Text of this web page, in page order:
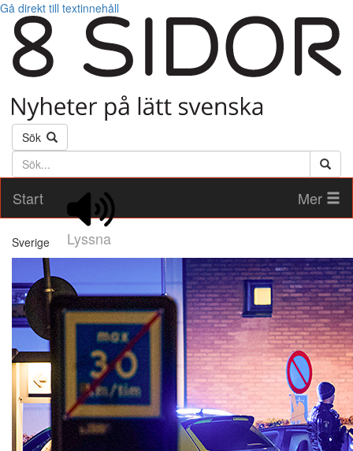
Gå direkt till textinnehåll
Sök
Söktext
Start
Lyssna
Mer
Sverige